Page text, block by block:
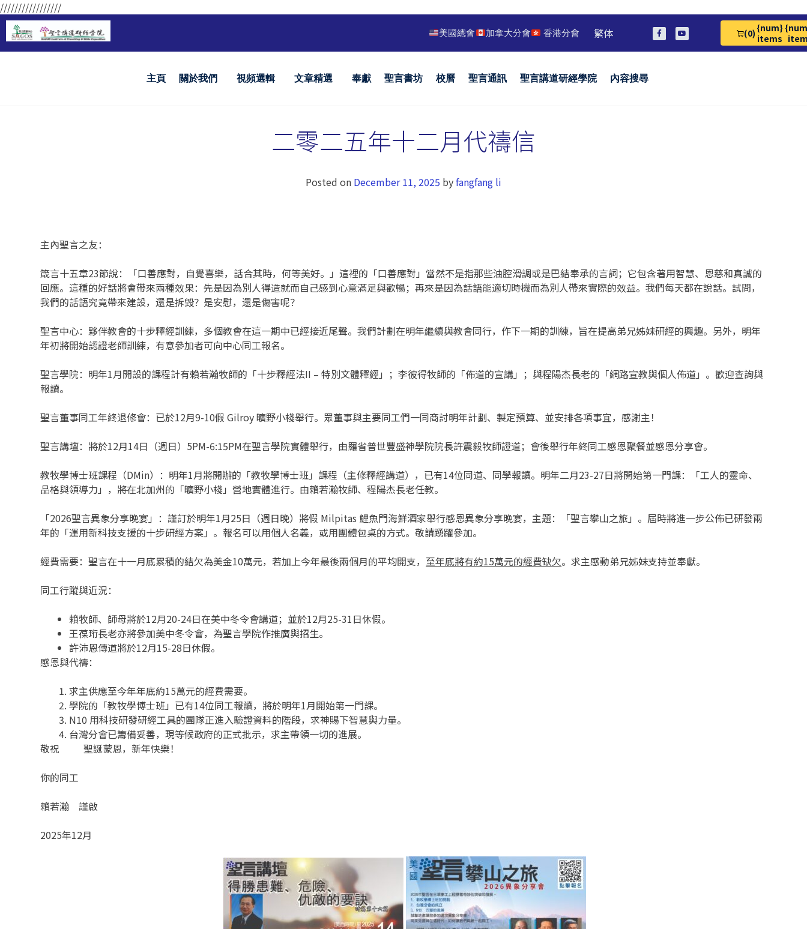
/////////////////
美國總會 加拿大分會 香港分會 繁体 (0)
View Cart 0
{num}
items
主頁 關於我們 視頻選輯 文章精選 奉獻 聖言書坊 校曆 聖言通訊 聖言講道研經學院 內容搜尋
二零二五年十二月代禱信
Posted on December 11, 2025 byfangfang li
主內聖言之友：
箴言十五章23節說：「口善應對，自覺喜樂，話合其時，何等美好。」這裡的「口善應對」當然不是指那些油腔滑調或是巴結奉承的言詞；它包含著用智慧、恩慈和真誠的
回應。這種的好話將會帶來兩種效果：先是因為別人得造就而自己感到心意滿足與歡暢；再來是因為話語能適切時機而為別人帶來實際的效益。我們每天都在說話。試問，
我們的話語究竟帶來建設，還是拆毀？是安慰，還是傷害呢？
聖言中心：夥伴教會的十步釋經訓練，多個教會在這一期中已經接近尾聲。我們計劃在明年繼續與教會同行，作下一期的訓練，旨在提高弟兄姊妹研經的興趣。另外，明年
年初將開始認證老師訓練，有意參加者可向中心同工報名。
聖言學院：明年1月開設的課程計有賴若瀚牧師的「十步釋經法II – 特別文體釋經」；李彼得牧師的「佈道的宣講」；與程陽杰長老的「網路宣教與個人佈道」。歡迎查詢與
報讀。
聖言董事同工年終退修會：已於12月9-10假 Gilroy 曠野小棧舉行。眾董事與主要同工們一同商討明年計劃、製定預算、並安排各項事宜，感謝主！
聖言講壇：將於12月14日（週日）5PM-6:15PM在聖言學院實體舉行，由羅省普世豐盛神學院院長許震毅牧師證道；會後舉行年終同工感恩聚餐並感恩分享會。
教牧學博士班課程（DMin）：明年1月將開辦的「教牧學博士班」課程（主修釋經講道），已有14位同道、同學報讀。明年二月23-27日將開始第一門課：「工人的靈命、
品格與領導力」，將在北加州的「曠野小棧」營地實體進行。由賴若瀚牧師、程陽杰長老任教。
「2026聖言異象分享晚宴」：謹訂於明年1月25日（週日晚）將假 Milpitas 鯉魚門海鮮酒家舉行感恩異象分享晚宴，主題：「聖言攀山之旅」。屆時將進一步公佈已研發兩
年的「運用新科技支援的十步研經方案」。報名可以用個人名義，或用團體包桌的方式。敬請踴躍參加。
經費需要：聖言在十一月底累積的結欠為美金10萬元，若加上今年最後兩個月的平均開支， 至年底將有約15萬元的經費缺欠。求主感動弟兄姊妹支持並奉獻。
同工行蹤與近況：
賴牧師、師母將於12月20-24日在美中冬令會講道；並於12月25-31日休假。
王葆珩長老亦將參加美中冬令會，為聖言學院作推廣與招生。
許沛恩傳道將於12月15-28日休假。
感恩與代禱：
求主供應至今年年底約15萬元的經費需要。
學院的「教牧學博士班」已有14位同工報讀，將於明年1月開始第一門課。
N10 用科技研發研經工具的團隊正進入驗證資料的階段，求神賜下智慧與力量。
台灣分會已籌備妥善，現等候政府的正式批示，求主帶領一切的進展。
敬祝 聖誕蒙恩，新年快樂！
你的同工
賴若瀚 謹啟
2025年12月